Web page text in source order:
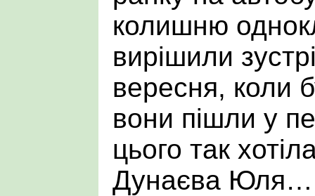
колишню
вирішили
вересня, коли
вони пішли у
цього так
Дунаєва